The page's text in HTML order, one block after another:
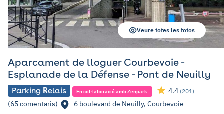
Aparcament de lloguer Courbevoie -
Esplanade de la Défense - Pont de Neuilly
Parking Relais En col·laboració amb Zenpark 4.4 (201)
(65comentaris) 6 boulevard de Neuilly, Courbevoie
Veure totes les fotos